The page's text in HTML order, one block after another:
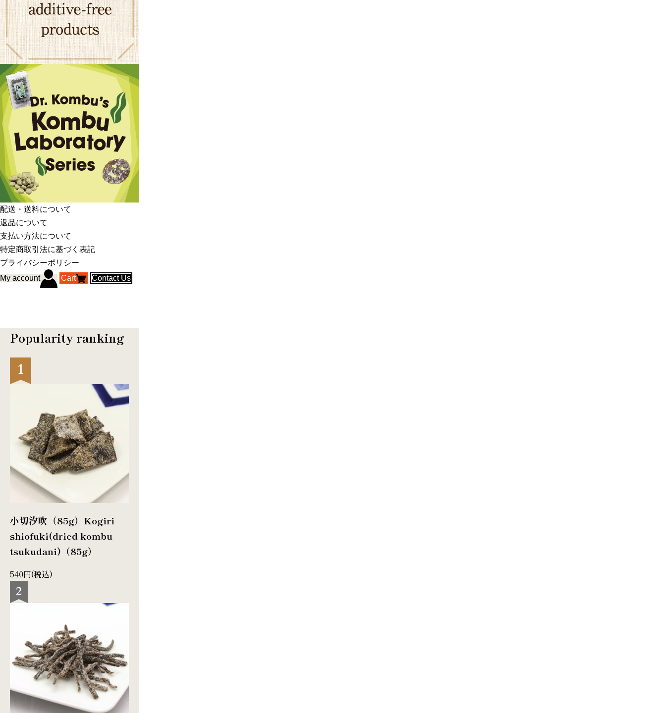
配送・送料について
返品について
支払い方法について
特定商取引法に基づく表記
プライバシーポリシー
My account
Cart Contact Us
Popularity ranking
小切汐吹（85g） Kogiri
shiofuki(dried kombu
tsukudani)（85g）
540円(税込)